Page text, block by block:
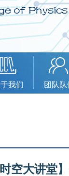
我们 团队队
时空大讲堂